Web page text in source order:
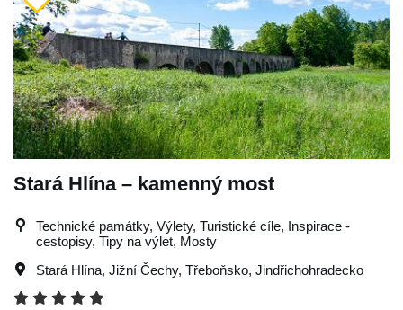
Stará Hlína – kamenný most
Technické památky, Výlety, Turistické cíle, Inspirace -
cestopisy, Tipy na výlet, Mosty
Stará Hlína, Jižní Čechy, Třeboňsko, Jindřichohradecko